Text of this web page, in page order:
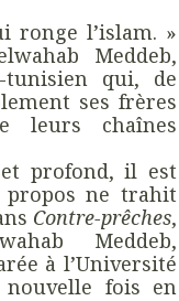
ronge l’islam. »
Meddeb,
tunisien qui, de
ses frères
leurs chaînes
profond, il est
ne trahit
Contre-prêches,
Meddeb,
à l’Université
fois en